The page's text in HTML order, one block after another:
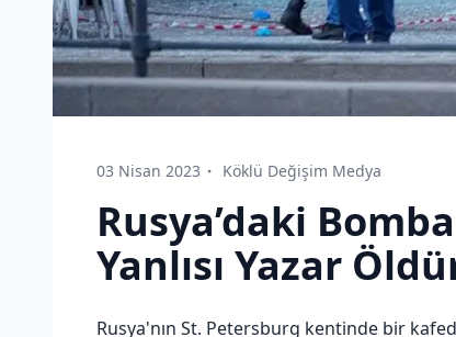
03 Nisan 2023 Köklü Değişim Medya
Rusya’daki
Yanlısı Yazar
Rusya'nın St. Petersburg kentinde bir